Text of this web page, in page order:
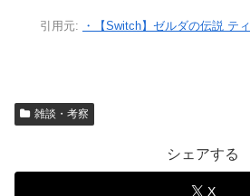
引用元:
・【Switch】ゼルダの伝説 テ
雑談・考察
シェアする
X